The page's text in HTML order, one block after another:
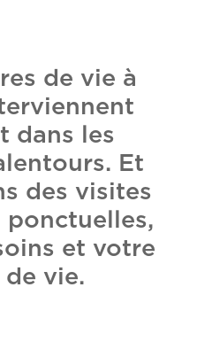
de vie à
dans les
Et
des visites
ponctuelles,
et votre
vie.